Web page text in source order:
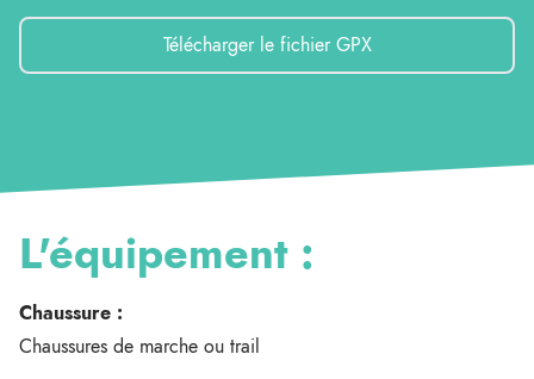
Télécharger le fichier GPX
L'équipement :
Chaussure :
Chaussures de marche ou trail